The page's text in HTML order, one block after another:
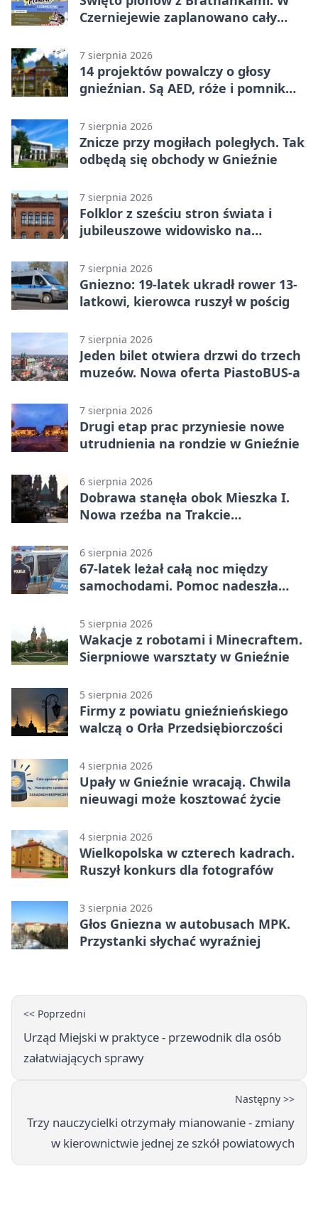
Czerniejewie zaplanowano cały
7 sierpnia 2026
14 projektów powalczy o głosy
gnieźnian. Są AED, róże i pomnik
7 sierpnia 2026
Znicze przy mogiłach poległych. Tak
odbędą się obchody w Gnieźnie
7 sierpnia 2026
Folklor z sześciu stron świata i
jubileuszowe widowisko na
7 sierpnia 2026
Gniezno: 19-latek ukradł rower 13-
latkowi, kierowca ruszył w pościg
7 sierpnia 2026
Jeden bilet otwiera drzwi do trzech
muzeów. Nowa oferta PiastoBUS-a
7 sierpnia 2026
Drugi etap prac przyniesie nowe
utrudnienia na rondzie w Gnieźnie
6 sierpnia 2026
Dobrawa stanęła obok Mieszka I.
Nowa rzeźba na Trakcie
6 sierpnia 2026
67-latek leżał całą noc między
samochodami. Pomoc nadeszła
5 sierpnia 2026
Wakacje z robotami i Minecraftem.
Sierpniowe warsztaty w Gnieźnie
5 sierpnia 2026
Firmy z powiatu gnieźnieńskiego
walczą o Orła Przedsiębiorczości
4 sierpnia 2026
Upały w Gnieźnie wracają. Chwila
nieuwagi może kosztować życie
4 sierpnia 2026
Wielkopolska w czterech kadrach.
Ruszył konkurs dla fotografów
3 sierpnia 2026
Głos Gniezna w autobusach MPK.
Przystanki słychać wyraźniej
<< Poprzedni
Urząd Miejski w praktyce - przewodnik dla osób
załatwiających sprawy
Następny >>
Trzy nauczycielki otrzymały mianowanie - zmiany
w kierownictwie jednej ze szkół powiatowych